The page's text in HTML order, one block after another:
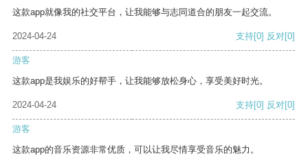
这款app就像我的社交平台，让我能够与志同道合的朋友一起交流。
2024-04-24 支持[0] 反对[0]
游客
这款app是我娱乐的好帮手，让我能够放松身心，享受美好时光。
2024-04-24 支持[0] 反对[0]
游客
这款app的音乐资源非常优质，可以让我尽情享受音乐的魅力。